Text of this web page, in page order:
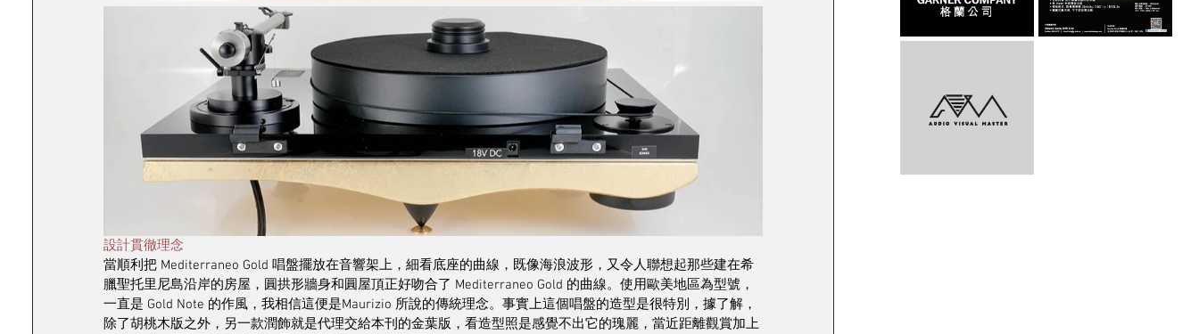
設計貫徹理念
當順利把 Mediterraneo Gold 唱盤擺放在音響架上，細看底座的曲線，既像海浪波形，又令人聯想起那些建在希
臘聖托里尼島沿岸的房屋，圓拱形牆身和圓屋頂正好吻合了 Mediterraneo Gold 的曲線。使用歐美地區為型號，
一直是 Gold Note 的作風，我相信這便是Maurizio 所說的傳統理念。事實上這個唱盤的造型是很特別，據了解，
除了胡桃木版之外，另一款潤飾就是代理交給本刊的金葉版，看造型照是感覺不出它的瑰麗，當近距離觀賞加上